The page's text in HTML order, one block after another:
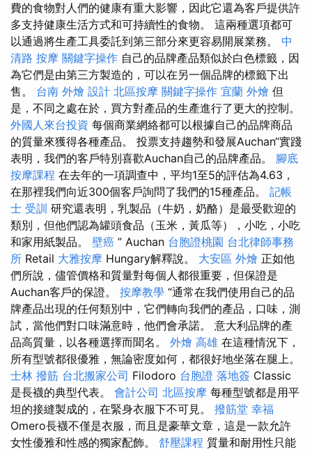
費的食物對人們的健康有重大影響，因此它還為客戶提供許
多支持健康生活方式和可持續性的食物。 這兩種選項都可
以通過將生產工具委託到第三部分來更容易開展業務。 中
清路 按摩 關鍵字操作 自己的品牌產品類似於白色標籤，因
為它們是由第三方製造的，可以在另一個品牌的標籤下出
售。 台南 外燴 設計 北區按摩 關鍵字操作 宜蘭 外燴 但
是，不同之處在於，買方對產品的生產進行了更大的控制。
外國人來台投資 每個商業網絡都可以根據自己的品牌商品
的質量來獲得各種產品。 投票支持趨勢和發展Auchan“實踐
表明，我們的客戶特別喜歡Auchan自己的品牌產品。 腳底
按摩課程 在去年的一項調查中，平均1至5的評估為4.63，
在那裡我們向近300個客戶詢問了我們的15種產品。 記帳
士 受訓 研究還表明，乳製品（牛奶，奶酪）是最受歡迎的
類別，但他們認為罐頭食品（玉米，黃瓜等），小吃，小吃
和家用紙製品。 壁癌 ” Auchan 台胞證桃園 台北律師事務
所 Retail 大雅按摩 Hungary解釋說。 大安區 外燴 正如他
們所說，儘管價格和質量對每個人都很重要，但保證是
Auchan客戶的保證。 按摩教學 “通常在我們使用自己的品
牌產品出現的任何類別中，它們轉向我們的產品，口味，測
試，當他們對口味滿意時，他們會承諾。 意大利品牌的產
品高質量，以各種選擇而聞名。 外燴 高雄 在這種情況下，
所有型號都很優雅，無論密度如何，都很好地坐落在腿上。
士林 撥筋 台北搬家公司 Filodoro 台胞證 落地簽 Classic
是長襪的典型代表。 會計公司 北區按摩 每種型號都是用平
坦的接縫製成的，在緊身衣服下不可見。 撥筋堂 幸福
Omero長襪不僅是衣服，而且是豪華文章，這是一款允許
女性優雅和性感的獨家配飾。 舒壓課程 質量和耐用性只能